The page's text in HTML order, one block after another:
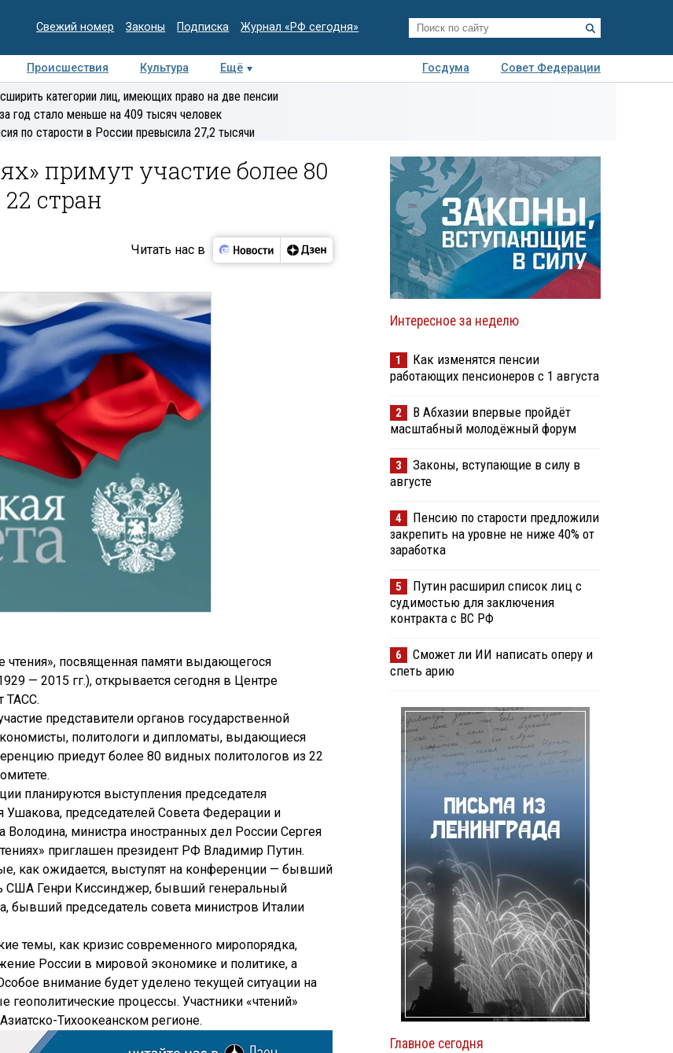
Свежий номер Законы Подписка Журнал «РФ сегодня»
Происшествия Культура Ещё Госдума
Совет Федерации
Интервью Колумнисты
Деловая
категории лиц, имеющих право на две пенсии
год стало меньше на 409 тысяч человек
по старости в России превысила 27,2 тысячи
примут участие более 80
стран
Читать нас в
посвященная памяти выдающегося
— 2015 гг.), открывается сегодня в Центре
ТАСС.
представители органов государственной
политологи и дипломаты, выдающиеся
приедут более 80 видных политологов из 22
планируются выступления председателя
председателей Совета Федерации и
министра иностранных дел России Сергея
приглашен президент РФ Владимир Путин.
как ожидается, выступят на конференции — бывший
США Генри Киссинджер, бывший генеральный
бывший председатель совета министров Италии
темы, как кризис современного миропорядка,
России в мировой экономике и политике, а
внимание будет уделено текущей ситуации на
процессы. Участники «чтений»
Тихоокеанском регионе.
Интересное за неделю
1
Как изменятся пенсии
работающих пенсионеров с 1 августа
2
В Абхазии впервые пройдёт
масштабный молодёжный форум
3
Законы, вступающие в силу в
августе
4
Пенсию по старости предложили
закрепить на уровне не ниже 40% от
заработка
5
Путин расширил список лиц с
судимостью для заключения
контракта с ВС РФ
6
Сможет ли ИИ написать оперу и
спеть арию
Главное сегодня